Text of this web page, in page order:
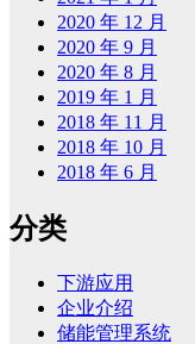
2020 年 12 月
2020 年 9 月
2020 年 8 月
2019 年 1 月
2018 年 11 月
2018 年 10 月
2018 年 6 月
分类
下游应用
企业介绍
储能管理系统